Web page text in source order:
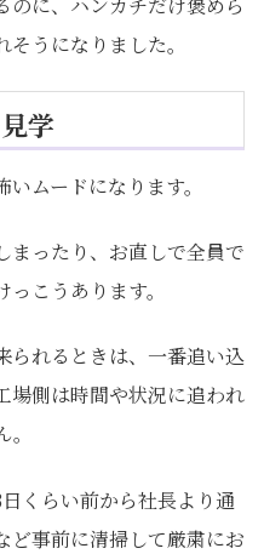
うになりました。
学
ムードになります。
まったり、お直しで全員で
こうあります。
られるときは、一番追い込
場側は時間や状況に追われ
くらい前から社長より通
ど事前に清掃して厳粛にお